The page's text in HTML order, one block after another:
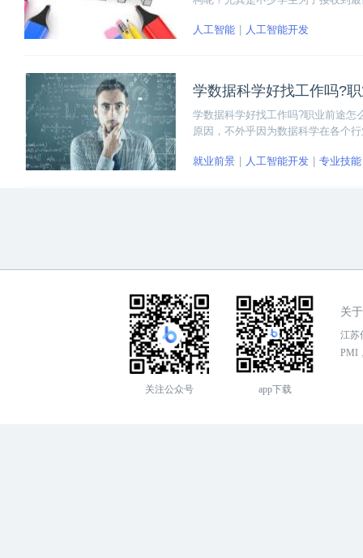
靠谱的机构。
人工智能 人工智能开发
学数据科学好找工作吗?
学数据科学好找工作吗?职业前途怎
原因，不外乎因为数据科学在各个
几方面，来为大家全面分析数据科
就业前景 人工智能开发 专业技能
关注公众号 app下载
关
江苏
PMI